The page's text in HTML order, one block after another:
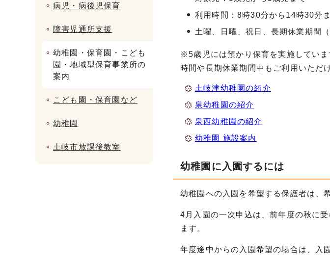
利用時間：8時30分から14時30分
土曜、日曜、祝日、長期休業期間
※5歳児には預かり保育を実施してい
時間や長期休業期間中もご利用いただ
土岐津幼稚園の紹介
泉幼稚園の紹介
泉西幼稚園の紹介
幼稚園 施設案内
幼稚園に入園するには
幼稚園への入園を希望する保護者は、
4月入園の一次申込は、前年度の秋に
ます。
年度途中からの入園希望の場合は、入
病児・病後児保育
障害児通所支援
幼稚園・保育園・こども
園・地域型保育事業所の
案内
こども園・保育園など
幼稚園
土岐市放課後教室